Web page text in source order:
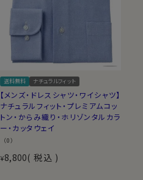
送料無料 ナチュラルフィット
【メンズ・ドレスシャツ・ワイシャツ】
ナチュラルフィット・プレミアムコッ
トン・からみ織り・ホリゾンタルカラ
ー・カッタウェイ
（0）
¥8,800 税込